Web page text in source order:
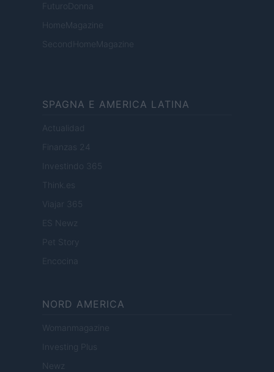
FuturoDonna
HomeMagazine
SecondHomeMagazine
SPAGNA E AMERICA LATINA
Actualidad
Finanzas 24
Investindo 365
Think.es
Viajar 365
ES Newz
Pet Story
Encocina
NORD AMERICA
Womanmagazine
Investing Plus
Newz